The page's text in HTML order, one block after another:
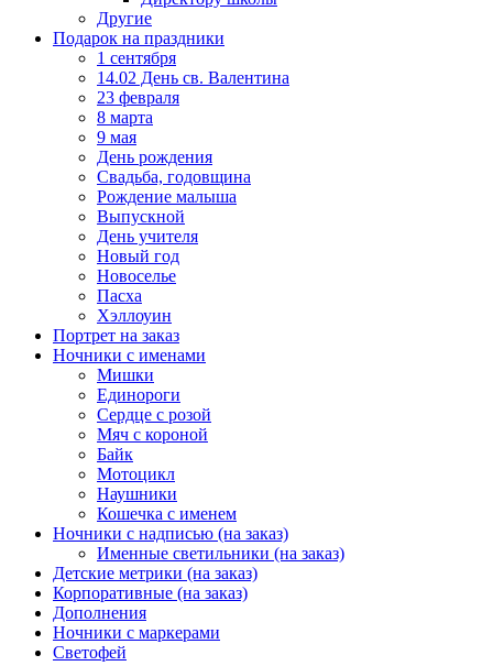
Другие
Подарок на праздники
1 сентября
14.02 День св. Валентина
23 февраля
8 марта
9 мая
День рождения
Свадьба, годовщина
Рождение малыша
Выпускной
День учителя
Новый год
Новоселье
Пасха
Хэллоуин
Портрет на заказ
Ночники с именами
Мишки
Единороги
Сердце с розой
Мяч с короной
Байк
Мотоцикл
Наушники
Кошечка с именем
Ночники с надписью (на заказ)
Именные светильники (на заказ)
Детские метрики (на заказ)
Корпоративные (на заказ)
Дополнения
Ночники с маркерами
Светофей